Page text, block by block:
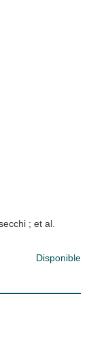
; et al.
Disponible